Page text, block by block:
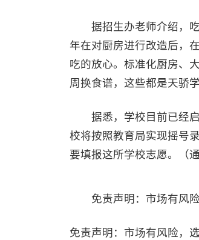
据招生办老师介绍，吃
年在对厨房进行改造后，
吃的放心。标准化厨房、
周换食谱，这些都是天骄
据悉，学校目前已经启
校将按照教育局实现摇号
要填报这所学校志愿。（
免责声明：市场有风险
免责声明：市场有风险，